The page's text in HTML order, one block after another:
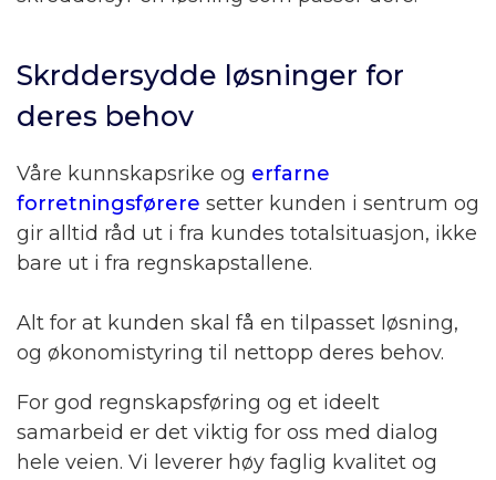
Skrddersydde løsninger for
deres behov
Våre kunnskapsrike og erfarne
forretningsførere setter kunden i sentrum og
gir alltid råd ut i fra kundes totalsituasjon, ikke
bare ut i fra regnskapstallene.
Alt for at kunden skal få en tilpasset løsning,
og økonomistyring til nettopp deres behov.
For god regnskapsføring og et ideelt
samarbeid er det viktig for oss med dialog
hele veien. Vi leverer høy faglig kvalitet og